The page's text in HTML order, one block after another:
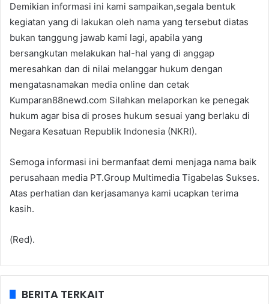
Demikian informasi ini kami sampaikan,segala bentuk
kegiatan yang di lakukan oleh nama yang tersebut diatas
bukan tanggung jawab kami lagi, apabila yang
bersangkutan melakukan hal-hal yang di anggap
meresahkan dan di nilai melanggar hukum dengan
mengatasnamakan media online dan cetak
Kumparan88newd.com Silahkan melaporkan ke penegak
hukum agar bisa di proses hukum sesuai yang berlaku di
Negara Kesatuan Republik Indonesia (NKRI).
Semoga informasi ini bermanfaat demi menjaga nama baik
perusahaan media PT.Group Multimedia Tigabelas Sukses.
Atas perhatian dan kerjasamanya kami ucapkan terima
kasih.
(Red).
BERITA TERKAIT